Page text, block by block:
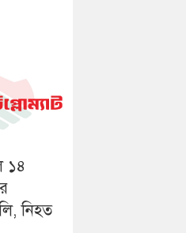
১৪
নিহত